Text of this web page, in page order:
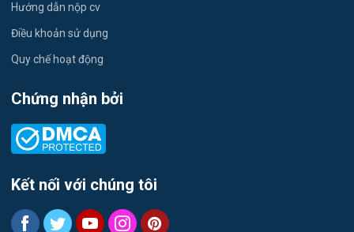
Thời Vụ
Tiếng Hàn
Tiếng Trung
Xuất Nhập Khẩu
Y Dược
Logistics
Việc làm Trần Hưng Đạo
Việc làm Nguyễn Trãi
Việc làm Trần Nhân Tông
Hướng dẫn nộp cv
Điều khoản sử dụng
Quy chế hoạt động
Chứng nhận bởi
Kết nối với chúng tôi